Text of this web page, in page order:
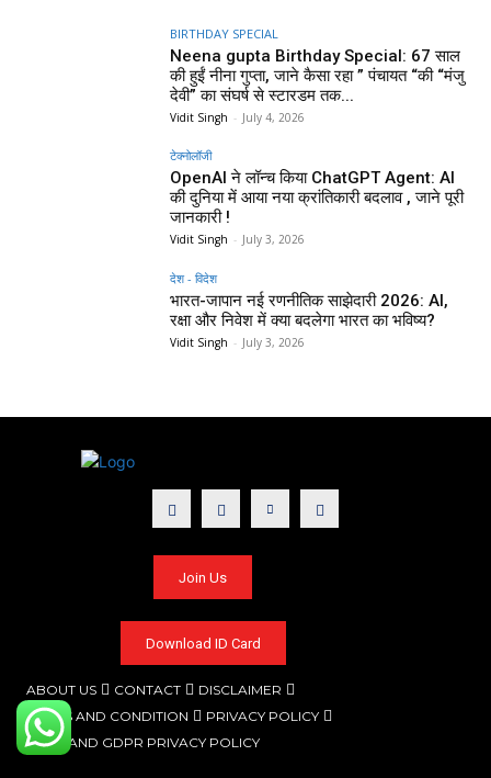
BIRTHDAY SPECIAL
Neena gupta Birthday Special: 67 साल
की हुईं नीना गुप्ता, जाने कैसा रहा ” पंचायत “की “मंजु
देवी” का संघर्ष से स्टारडम तक...
Vidit Singh - July 4, 2026
टेक्नोलॉजी
OpenAI ने लॉन्च किया ChatGPT Agent: AI
की दुनिया में आया नया क्रांतिकारी बदलाव , जाने पूरी
जानकारी !
Vidit Singh - July 3, 2026
देश - विदेश
भारत-जापान नई रणनीतिक साझेदारी 2026: AI,
रक्षा और निवेश में क्या बदलेगा भारत का भविष्य?
Vidit Singh - July 3, 2026
Join Us
Download ID Card
ABOUT US CONTACT
DISCLAIMER
TERMS AND CONDITION
PRIVACY POLICY
CCPA AND GDPR PRIVACY POLICY